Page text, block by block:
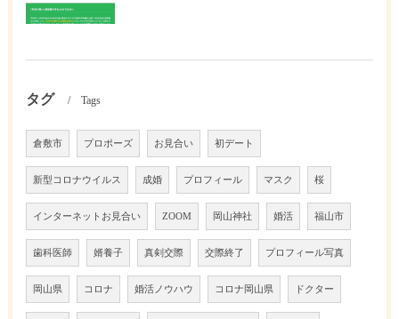
タグ Tags
倉敷市 プロポーズ お見合い 初デート
新型コロナウイルス 成婚 プロフィール マスク 桜
インターネットお見合い ZOOM 岡山神社 婚活 福山市
歯科医師 婿養子 真剣交際 交際終了 プロフィール写真
岡山県 コロナ 婚活ノウハウ コロナ岡山県 ドクター